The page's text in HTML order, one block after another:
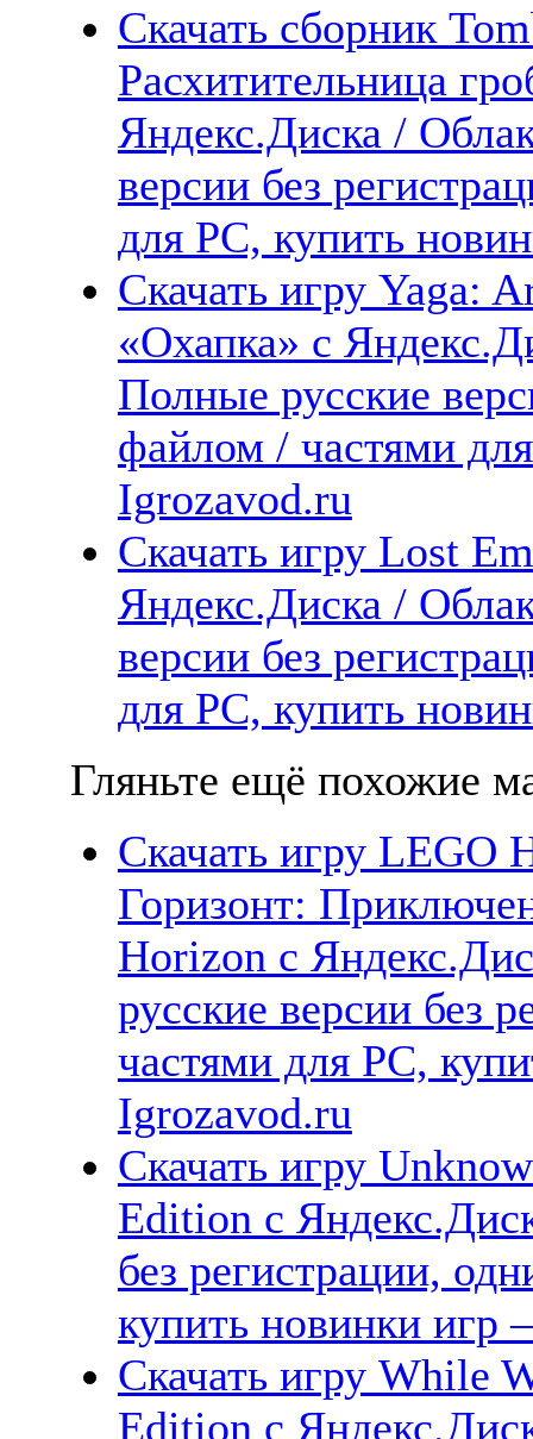
Скачать сборник
Расхитительница
Яндекс.Диска /
версии без
для PC, купить
Скачать игру Yaga:
«Охапка» с
Полные русские
файлом / частями
Igrozavod.ru
Скачать игру Lost
Яндекс.Диска /
версии без
для PC, купить
Гляньте ещё похожие
Скачать игру
Горизонт:
Horizon с
русские версии без
частями для PC,
Igrozavod.ru
Скачать игру
Edition с
без регистрации,
купить новинки
Скачать игру While
Edition с